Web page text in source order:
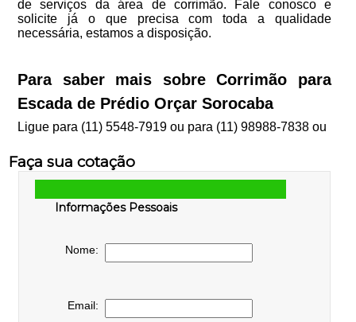
de serviços da área de corrimão. Fale conosco e
solicite já o que precisa com toda a qualidade
necessária, estamos a disposição.
Para saber mais sobre Corrimão para
Escada de Prédio Orçar Sorocaba
Ligue para (11) 5548-7919ou para (11) 98988-7838ou
Faça sua cotação
Informações Pessoais
Nome:
Email: